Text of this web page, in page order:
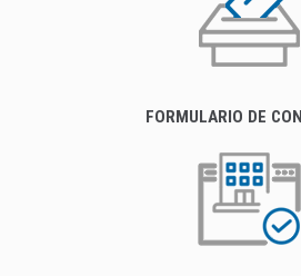
FORMULARIO DE